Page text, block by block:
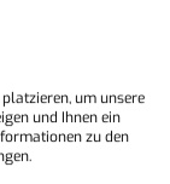
Turin
ist
um unsere
und Ihnen ein
zu den